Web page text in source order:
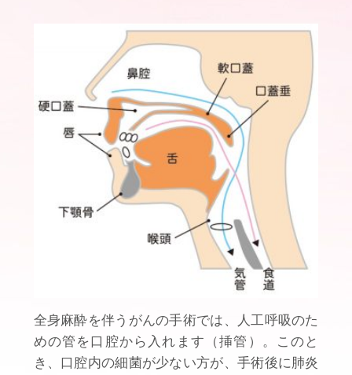
全身麻酔を伴うがんの手術では、人工呼吸のた
めの管を口腔から入れます（挿管）。このと
き、口腔内の細菌が少ない方が、手術後に肺炎